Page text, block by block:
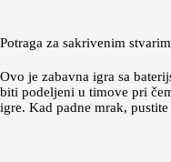
Potraga za sakrivenim
Ovo je zabavna igra sa
biti podeljeni u timove pri
igre. Kad padne mrak,